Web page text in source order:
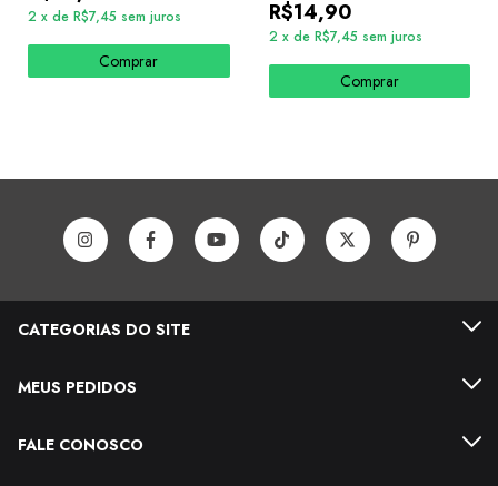
2 x de R$7,45 sem juros
Comprar
R$14,90
2 x de R$7,45 sem juros
Comprar
CATEGORIAS DO SITE
MEUS PEDIDOS
FALE CONOSCO